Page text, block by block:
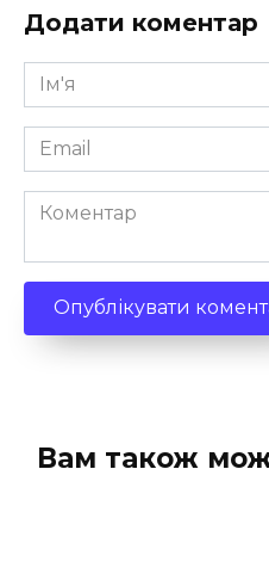
Додати коментар
Ім'я
*
Email
*
Коментар
Вам також